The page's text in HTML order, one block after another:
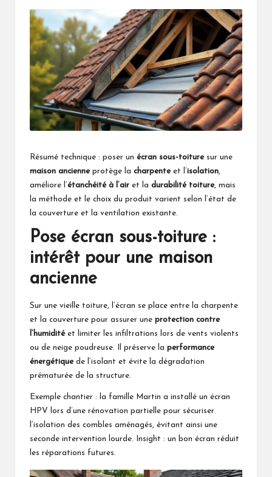
Résumé technique : poser un écran sous-toituresur une
maison ancienneprotège la charpenteet l’ isolation,
améliore l’ étanchéité à l’air et la durabilité toiture, mais
la méthode et le choix du produit varient selon l’état de
la couverture et la ventilation existante.
Pose écran sous-toiture :
intérêt pour une maison
ancienne
Sur une vieille toiture, l’écran se place entre la charpente
et la couverture pour assurer une protection contre
l’humiditéet limiter les infiltrations lors de vents violents
ou de neige poudreuse. Il préserve la performance
énergétiquede l’isolant et évite la dégradation
prématurée de la structure.
Exemple chantier : la famille Martin a installé un écran
HPV lors d’une rénovation partielle pour sécuriser
l’isolation des combles aménagés, évitant ainsi une
seconde intervention lourde. Insight : un bon écran réduit
les réparations futures.